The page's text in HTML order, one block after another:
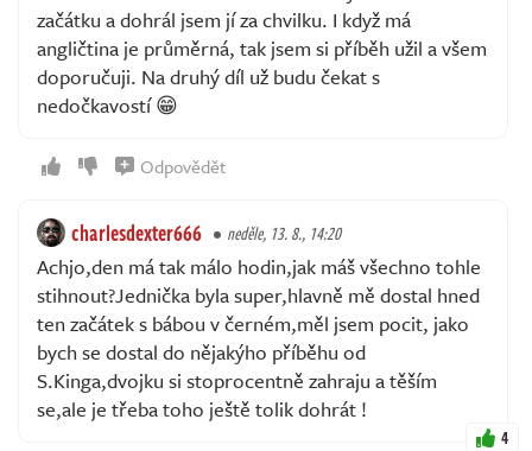
začátku a dohrál jsem jí za chvilku. I když má
angličtina je průměrná, tak jsem si příběh užil a všem
doporučuji. Na druhý díl už budu čekat s
nedočkavostí 😁
Odpovědět
charlesdexter666 neděle, 13. 8., 14:20
Achjo,den má tak málo hodin,jak máš všechno tohle
stihnout?Jednička byla super,hlavně mě dostal hned
ten začátek s bábou v černém,měl jsem pocit, jako
bych se dostal do nějakýho příběhu od
S.Kinga,dvojku si stoprocentně zahraju a těším
se,ale je třeba toho ještě tolik dohrát !
4